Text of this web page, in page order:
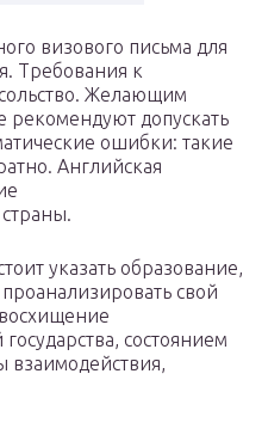
визового письма для
Требования к
Желающим
рекомендуют допускать
ошибки: такие
Английская
указать образование,
свой
состоянием
взаимодействия,